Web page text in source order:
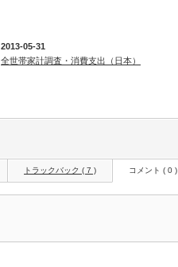
2013-05-31
全世帯家計調査・消費支出（日本）
トラックバック ( 7 ) コメント ( 0 )